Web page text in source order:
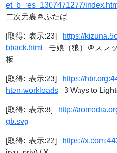
et_b_res_1307471277/
二次元裏＠ふたば
[取得: 表示:23]
https://
bback.html
モ娘（狼）＠スレ
板
[取得: 表示:23]
https://
hten-workloads 3 Ways to
[取得: 表示:8]
http://
gb.svg
[取得: 表示:22] https://